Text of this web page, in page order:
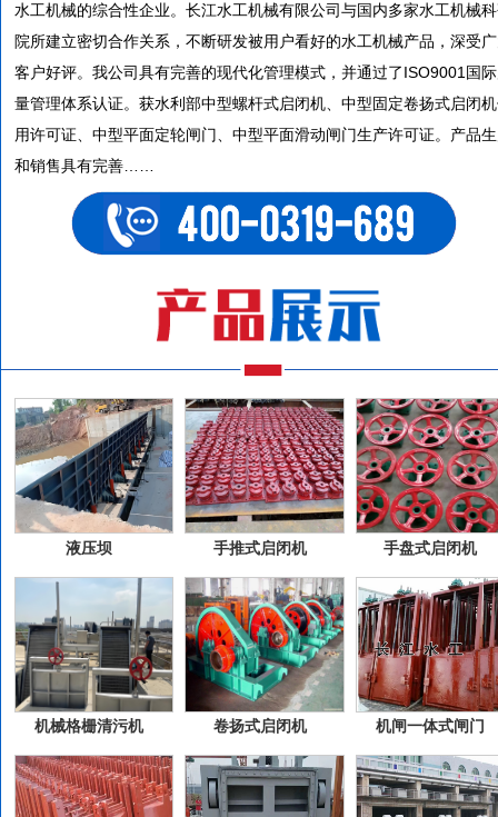
水工机械的综合性企业。长江水工机械有限公司与国内多家水工机械
院所建立密切合作关系，不断研发被用户看好的水工机械产品，深受
客户好评。我公司具有完善的现代化管理模式，并通过了ISO9001国
量管理体系认证。获水利部中型螺杆式启闭机、中型固定卷扬式启闭
用许可证、中型平面定轮闸门、中型平面滑动闸门生产许可证。产品
和销售具有完善……
液压坝 手推式启闭机 手盘式启闭机
机械格栅清污机 卷扬式启闭机 机闸一体式闸门